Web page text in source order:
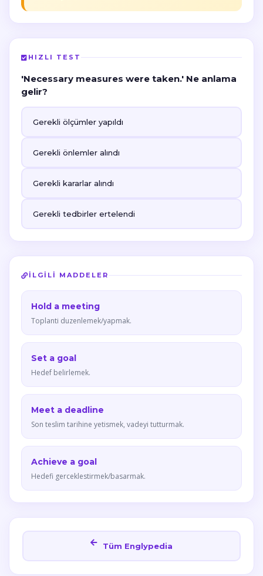
HIZLI TEST
'Necessary measures were taken.' Ne anlama
gelir?
Gerekli ölçümler yapıldı
Gerekli önlemler alındı
Gerekli kararlar alındı
Gerekli tedbirler ertelendi
İLGILI MADDELER
Hold a meeting
Toplanti duzenlemek/yapmak.
Set a goal
Hedef belirlemek.
Meet a deadline
Son teslim tarihine yetismek, vadeyi tutturmak.
Achieve a goal
Hedefi gerceklestirmek/basarmak.
Tüm Englypedia